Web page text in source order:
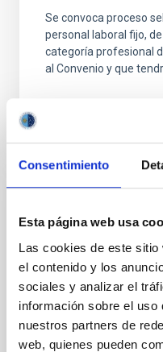
Consentimiento
Esta página web usa
Las cookies de este
el contenido y los
sociales y analizar el
información sobre el uso
nuestros partners de
web, quienes pueden
Se convoca proceso
personal laboral fijo,
categoría profesional
al Convenio y que
LABORAL -PS-
Se convoca proceso
personal laboral fijo,